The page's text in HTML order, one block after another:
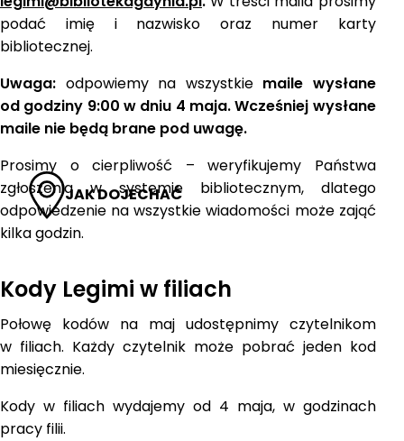
JAK DOJECHAĆ
podać imię i nazwisko oraz numer karty
bibliotecznej.
Uwaga: odpowiemy na wszystkie maile wysłane
od godziny 9:00 w dniu 4 maja. Wcześniej wysłane
maile nie będą brane pod uwagę.
Prosimy o cierpliwość – weryfikujemy Państwa
zgłoszenia w systemie bibliotecznym, dlatego
odpowiedzenie na wszystkie wiadomości może zająć
kilka godzin.
Kody Legimi w filiach
Połowę kodów na maj udostępnimy czytelnikom
w filiach. Każdy czytelnik może pobrać jeden kod
miesięcznie.
Kody w filiach wydajemy od 4 maja, w godzinach
pracy filii.